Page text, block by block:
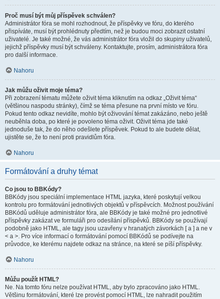
Proč musí být můj příspěvek schválen?
Administrátor fóra se mohl rozhodnout, že příspěvky ve fóru, do kterého
přispíváte, musí být prohlédnuty předtím, než je budou moci zobrazit ostatní
uživatelé. Je také možné, že vás administrátor fóra vložil do skupiny uživatelů,
jejichž příspěvky musí být schváleny. Kontaktujte, prosím, administrátora fóra
pro další informace.
Nahoru
Jak můžu oživit moje téma?
Při zobrazení tématu můžete oživit téma kliknutím na odkaz „Oživit téma“
(většinou naspodu stránky), čímž se téma přesune na první místo ve fóru.
Pokud tento odkaz nevidíte, mohlo být oživování témat zakázáno, nebo ještě
neuběhla doba, po které je povoleno téma oživit. Oživit téma jde také
jednoduše tak, že do něho odešlete příspěvek. Pokud to ale budete dělat,
ujistěte se, že to není proti pravidlům fóra.
Nahoru
Formátování a druhy témat
Co jsou to BBKódy?
BBKódy jsou speciální implementace HTML jazyka, které poskytují velkou
kontrolu pro formátování jednotlivých objektů v příspěvcích. Možnost používání
BBKódů uděluje administrátor fóra, ale BBKódy je také možné pro jednotlivé
příspěvky zakázat ve formuláři pro odesílání příspěvků. BBKódy se používají
podobně jako HTML, ale tagy jsou uzavřeny v hranatých závorkách [ a ] a ne v
< a >. Pro více informací o formátování pomocí BBKódů se podívejte na
průvodce, ke kterému najdete odkaz na stránce, na které se píší příspěvky.
Nahoru
Můžu použít HTML?
Ne. Na tomto fóru nelze používat HTML, aby bylo zpracováno jako HTML.
Většinu formátování, které lze provést pomocí HTML, lze nahradit použitím